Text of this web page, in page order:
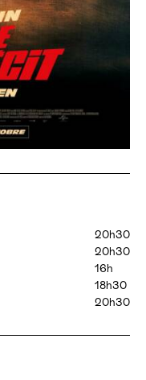
20h30
20h30
16h
18h30
20h30